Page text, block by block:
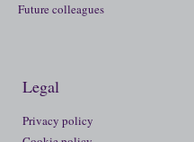
Future colleagues
Legal
Privacy policy